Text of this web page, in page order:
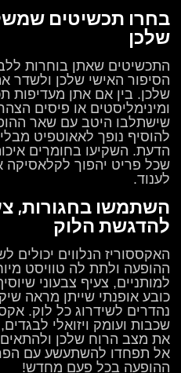
בחרו תכשיטים
שלכן
התכשיטים שאתן בוחרות
הסיפור האישי שלכן ולשדר
שלכן. בין אם אתן מעדיפות
ומינימליסטים או פיסים
שישתלבו היטב עם שאר
להוסיף נופך לאאוטפיט
הדעת. השקיעו בחומרים
שכל פריט יהפוך
לענוד.
השתמשו בחגורות,
להדגשת הלוק
האקססוריז הנלווים יכולים
ההופעה ולתת לה טוויסט
למותניים, צעיף צבעוני
כובע אופנתי שייתן מראה
נהדרים לשידרוג כל לוק.
שכבות ועומק ויזואלי
את מצב הרוח שלכן
אל תפחדו להשתעשע עם
ההופעה בכל פעם מחדש!